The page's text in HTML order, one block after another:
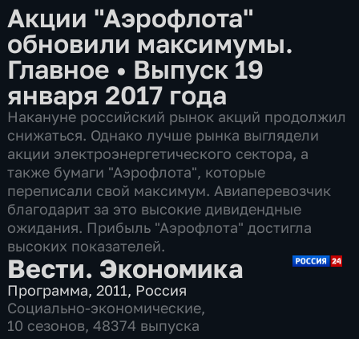
Акции "Аэрофлота"
обновили максимумы.
Главное • Выпуск 19
января 2017 года
Накануне российский рынок акций продолжил
снижаться. Однако лучше рынка выглядели
акции электроэнергетического сектора, а
также бумаги "Аэрофлота", которые
переписали свой максимум. Авиаперевозчик
благодарит за это высокие дивидендные
ожидания. Прибыль "Аэрофлота" достигла
высоких показателей.
Вести. Экономика
Программа,2011, Россия
Социально-экономические,
10 сезонов, 48374 выпуска